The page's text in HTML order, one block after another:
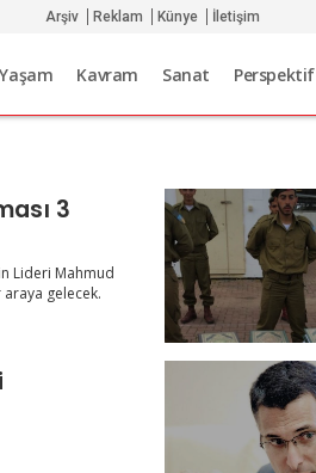
Arşiv Reklam Künye İletişim
Yaşam Kavram Sanat Perspektif
3
Lideri Mahmud
araya gelecek.